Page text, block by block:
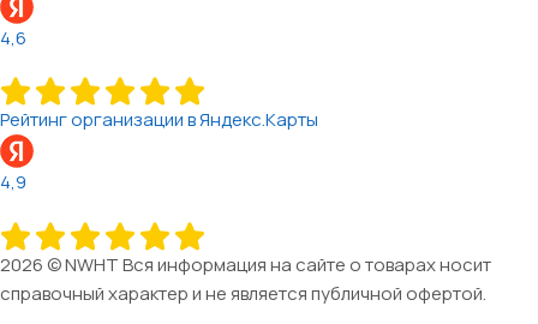
4,6
Рейтинг организации в Яндекс.Карты
4,9
2026 © NWHT Вся информация на сайте о товарах носит
справочный характер и не является публичной офертой.